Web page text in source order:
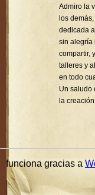
Admiro la
los
dedicada
sin alegría
compartir,
talleres y
en todo
Un saludo
la
funciona gracias a